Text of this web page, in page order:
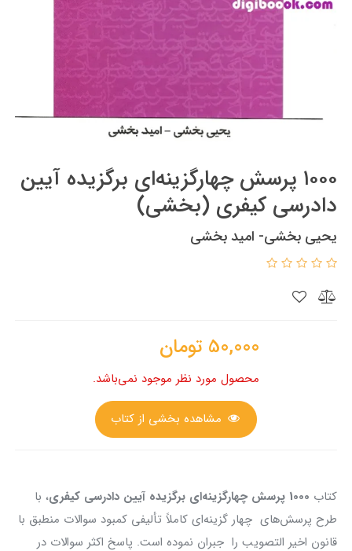
۱۰۰۰ پرسش چهارگزینه‌ای برگزیده آیین
دادرسی کیفری (بخشی)
یحیی بخشی- امید بخشی
50,000 تومان
محصول مورد نظر موجود نمی‌باشد.
مشاهده بخشی از کتاب
کتاب
، با
طرح پرسش‌های چهار گزینه‌ای کاملاً تألیفی کمبود سوالات منطبق با
قانون اخیر التصویب را جبران نموده است. پاسخ اکثر سوالات در